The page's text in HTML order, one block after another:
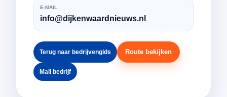
E-MAIL
info@dijkenwaardnieuws.nl
Terug naar bedrijvengids Route bekijken
Mail bedrijf